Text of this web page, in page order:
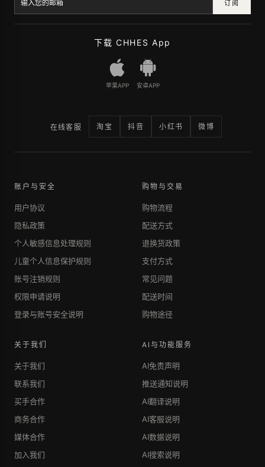
订阅
下载 CHHES App
苹果APP 安卓APP
在线客服 淘宝 抖音 小红书 微博
账户与安全
用户协议
隐私政策
个人敏感信息处理规则
儿童个人信息保护规则
账号注销规则
权限申请说明
登录与账号安全说明
购物与交易
购物流程
配送方式
退换货政策
支付方式
常见问题
配送时间
购物途径
关于我们
关于我们
联系我们
买手合作
商务合作
媒体合作
加入我们
AI与功能服务
AI免责声明
推送通知说明
AI翻译说明
AI客服说明
AI数据说明
AI搜索说明